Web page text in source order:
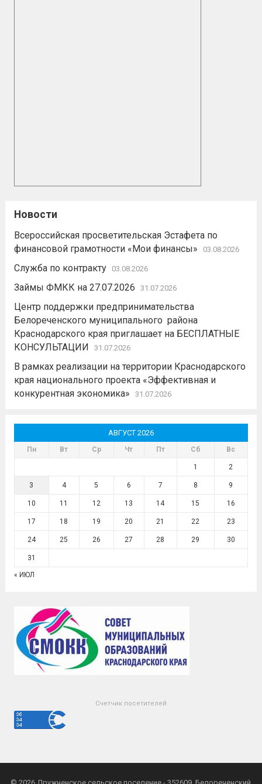
Новости
Всероссийская просветительская Эстафета по
финансовой грамотности «Мои финансы»
03.08.2026
Служба по контракту 03.08.2026
Займы ФМКК на 27.07.2026 31.07.2026
Центр поддержки предпринимательства
Белореченского муниципального района
Краснодарского края приглашает на БЕСПЛАТНЫЕ
КОНСУЛЬТАЦИИ
31.07.2026
В рамках реализации на территории Краснодарского
края национального проекта «Эффективная и
конкурентная экономика»
31.07.2026
АВГУСТ 2026
Пн Вт Ср Чт Пт Сб Вс
1 2
3 4 5 6 7 8 9
10 11 12 13 14 15 16
17 18 19 20 21 22 23
24 25 26 27 28 29 30
31
« ИЮЛ
Счетчик посетителей